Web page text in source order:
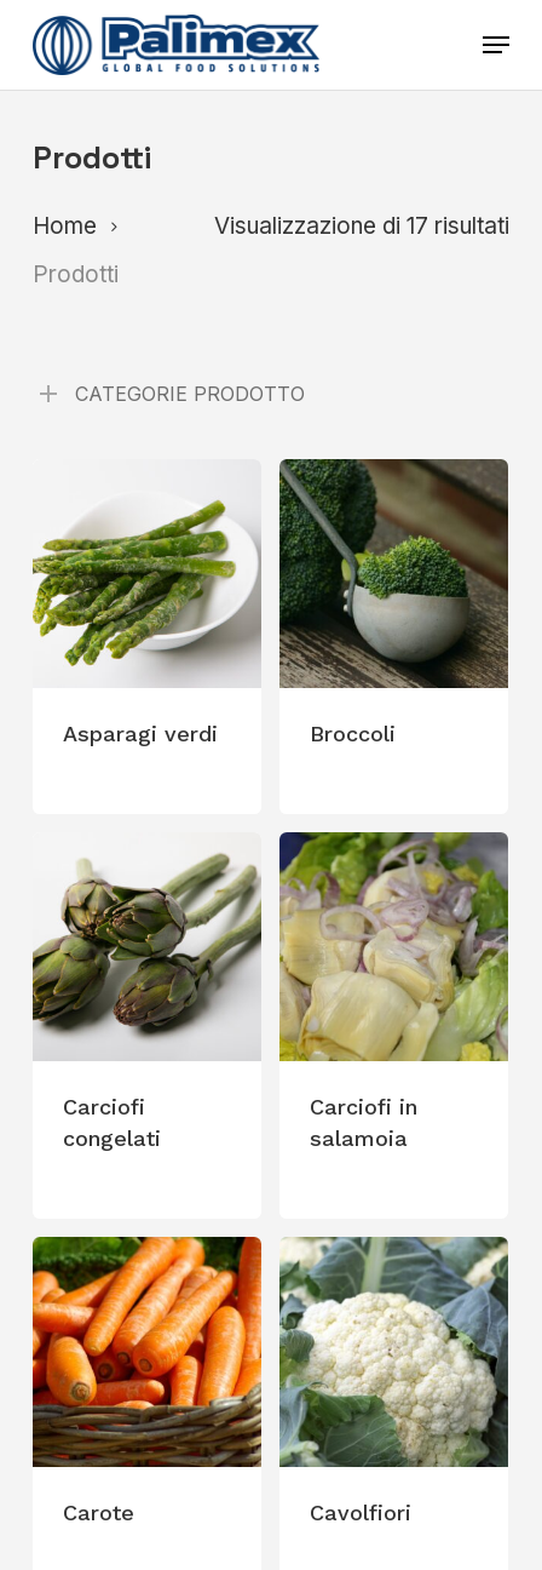
Skip
main
Menu
Prodotti
Visualizzazione di 17 risultati
Home
Prodotti
CATEGORIE PRODOTTO
Asparagi verdi Broccoli
Carciofi
congelati
Carciofi in
salamoia
Carote Cavolfiori